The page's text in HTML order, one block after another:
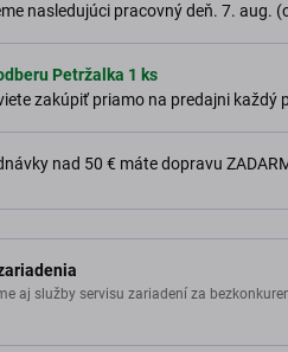
nasledujúci pracovný deň. 7. aug.
Petržalka 1 ks
zakúpiť priamo na predajni každý
nad 50 € máte dopravu
aj služby servisu zariadení za